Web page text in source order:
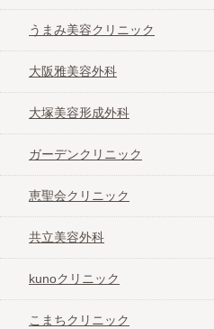
うまみ美容クリニック
大阪雅美容外科
大塚美容形成外科
ガーデンクリニック
恵聖会クリニック
共立美容外科
kunoクリニック
こまちクリニック